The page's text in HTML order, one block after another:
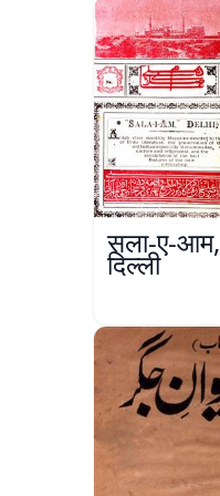
सला-ए-आम,
दिल्ली